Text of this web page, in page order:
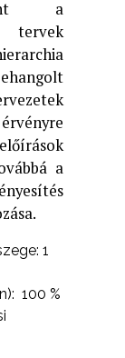
a
tervek
a
1
100 %